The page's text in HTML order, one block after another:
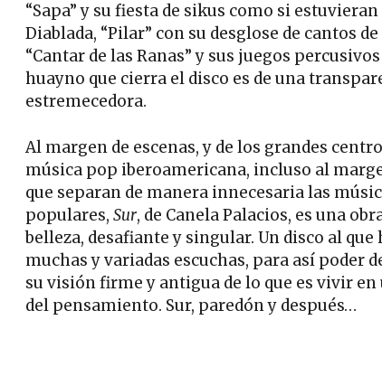
“Sapa” y su fiesta de sikus como si
Diablada, “Pilar” con su desglose de cantos
“Cantar de las Ranas” y sus juegos
huayno que cierra el disco es de una
estremecedora.
Al margen de escenas, y de los grandes
música pop iberoamericana, incluso al
que separan de manera innecesaria las
populares, Sur, de Canela Palacios, es una
belleza, desafiante y singular. Un disco al que
muchas y variadas escuchas, para así poder
su visión firme y antigua de lo que es vivir
del pensamiento. Sur, paredón y después…